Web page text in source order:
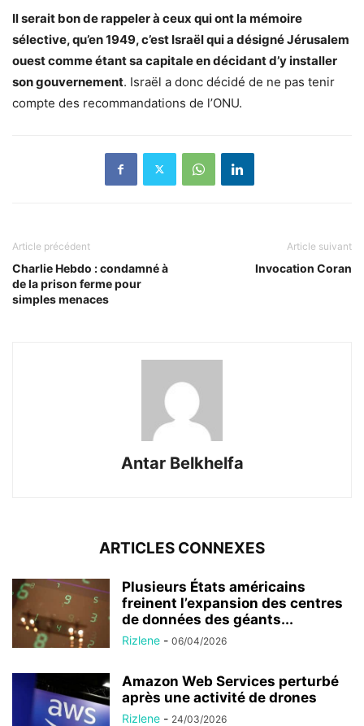
Il serait bon de rappeler à ceux qui ont la mémoire
sélective, qu’en 1949, c’est Israël qui a désigné Jérusalem
ouest comme étant sa capitale en décidant d’y installer
son gouvernement. Israël a donc décidé de ne pas tenir
compte des recommandations de l’ONU.
Article précédent
Charlie Hebdo : condamné à
de la prison ferme pour
simples menaces
Article suivant
Invocation Coran
Antar Belkhelfa
ARTICLES CONNEXES
Plusieurs États américains
freinent l’expansion des centres
de données des géants...
Rizlene - 06/04/2026
Amazon Web Services perturbé
après une activité de drones
Rizlene - 24/03/2026